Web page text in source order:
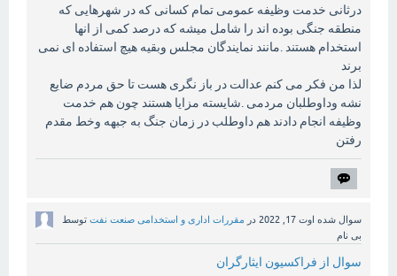
درثانی خدمت وظیفه عمومی تمام کسانی که در شهرهایی که
منطقه جنگی بوده اند را شامل میشه که درصد کمی از انها
استخدام هستند .مانند نمایندگان مجلس وبقیه هیچ استفاده ای نمی
برند
لذا من فکر می کنم عدالت در باز نگری هست تا حق مردم ضایع
نشه وداوطلبان مردمی .شایسته مزایا هستند چون هم خدمت
وظیفه انجام دادند هم داوطلب در زمان جنگ به جبهه وخط مقدم
رفتن
سوال شده اوت 17, 2022 در مقررات اداری و استخدامی صنعت نفت توسط
بی نام
سوال از فراکسیون ایثارگران